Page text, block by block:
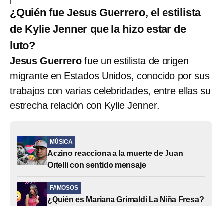
¿Quién fue Jesus Guerrero, el estilista
de Kylie Jenner que la hizo estar de
luto?
Jesus Guerrerofue un estilista de origen
migrante en Estados Unidos, conocido por sus
trabajos con varias celebridades, entre ellas su
estrecha relación con Kylie Jenner.
MÚSICA
Aczino reacciona a la muerte de Juan
Ortelli con sentido mensaje
FAMOSOS
¿Quién es Mariana Grimaldi La Niña Fresa?